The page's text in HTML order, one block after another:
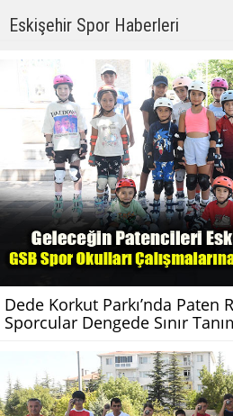
Eskişehir Spor Haberleri
Dede Korkut Parkı’nda Paten
Sporcular Dengede Sınır